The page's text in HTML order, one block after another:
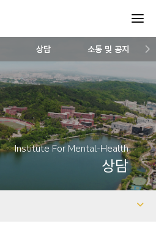
상담 소통 및 공지
Institute For Mental-Health
상담